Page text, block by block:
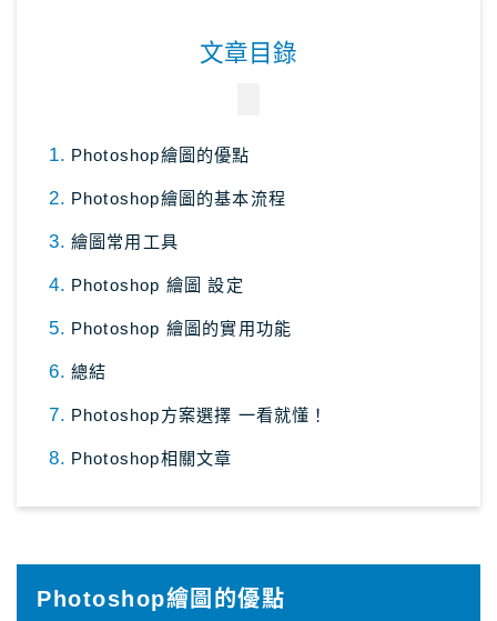
付費圖庫，免費圖庫介紹
photoAC日本素材網站
illustAC日本插圖素材網站
21個免費素材網站
8大日本插圖素材網站
與Masa聯絡
文章目錄
Photoshop繪圖的優點
Photoshop繪圖的基本流程
繪圖常用工具
Photoshop 繪圖 設定
Photoshop 繪圖的實用功能
總結
Photoshop方案選擇 一看就懂！
Photoshop相關文章
Photoshop繪圖的優點